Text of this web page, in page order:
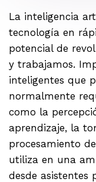
La inteligencia
tecnología en
potencial de
y trabajamos.
inteligentes que
normalmente
como la
aprendizaje, la
procesamiento
utiliza en una
desde asistentes